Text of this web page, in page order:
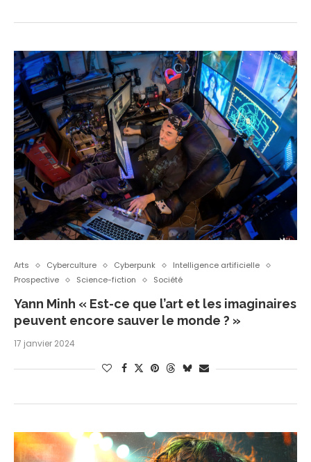
Arts Cyberculture Cyberpunk
Intelligence artificielle
Prospective
Science-fiction Société
Yann Minh « Est-ce que l’art et les imaginaires
peuvent encore sauver le monde ? »
17 janvier 2024